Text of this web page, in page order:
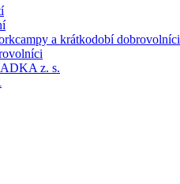
a krátkodobí dobrovolníci
z. s.